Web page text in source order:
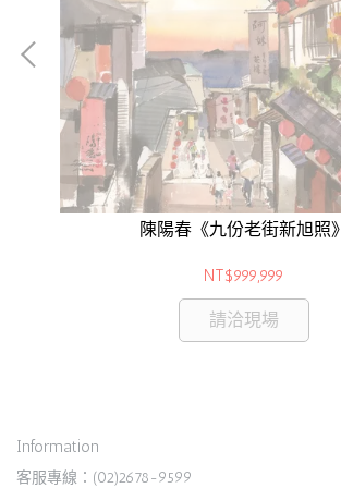
陳陽春《九份老街新旭照》
NT$999,999
請洽現場
Information
客服專線：(02)2678-9599